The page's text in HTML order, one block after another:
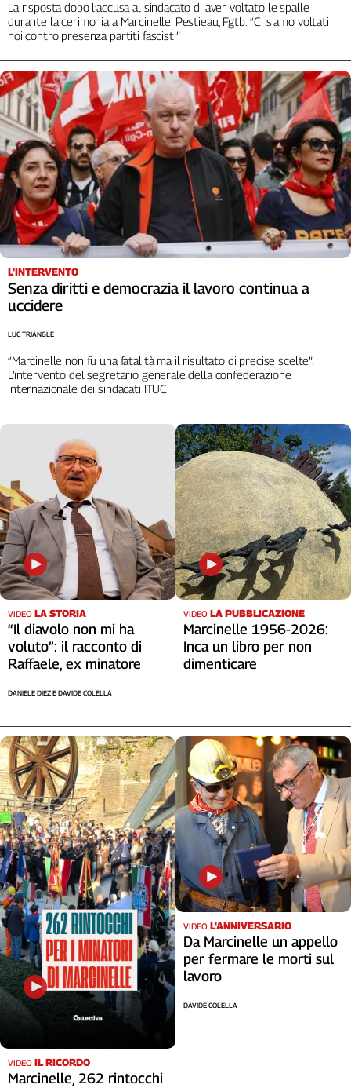
Liguria
Lombardia
Marche
Piemonte
Puglia
Sardegna
Sicilia
Toscana
Trentino
Umbria
Valle
D'Aosta
Veneto
Archivio
Storico
1955-
Cerca
Contatti
redazione
Newsletter
Social
La risposta dopo l’accusa al sindacato di aver voltato le spalle
durante la cerimonia a Marcinelle. Pestieau, Fgtb: “Ci siamo voltati
noi contro presenza partiti fascisti”
L'INTERVENTO
Senza diritti e democrazia il lavoro continua a
uccidere
“Marcinelle non fu una fatalità ma il risultato di precise scelte”.
L’intervento del segretario generale della confederazione
internazionale dei sindacati ITUC
LUC TRIANGLE
VIDEO LA STORIA
“Il diavolo non mi ha
voluto”: il racconto di
Raffaele, ex minatore
DANIELE DIEZ E DAVIDE COLELLA
VIDEO LA PUBBLICAZIONE
Marcinelle 1956-2026:
Inca un libro per non
dimenticare
VIDEO IL RICORDO
Marcinelle, 262 rintocchi
VIDEO L'ANNIVERSARIO
Da Marcinelle un appello
per fermare le morti sul
lavoro
DAVIDE COLELLA